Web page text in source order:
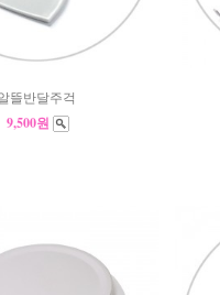
뜰반달주걱
9,500원